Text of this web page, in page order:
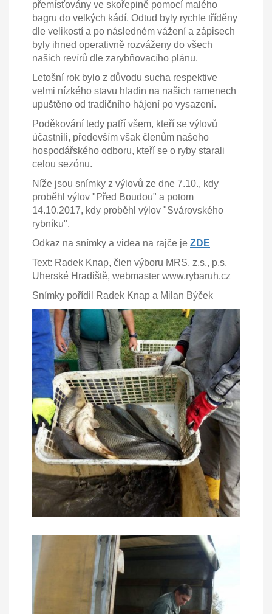
přemísťovány ve skořepině pomocí malého
bagru do velkých kádí. Odtud byly rychle tříděny
dle velikostí a po následném vážení a zápisech
byly ihned operativně rozváženy do všech
našich revírů dle zarybňovacího plánu.
Letošní rok bylo z důvodu sucha respektive
velmi nízkého stavu hladin na našich ramenech
upuštěno od tradičního hájení po vysazení.
Poděkování tedy patří všem, kteří se výlovů
účastnili, především však členům našeho
hospodářského odboru, kteří se o ryby starali
celou sezónu.
Níže jsou snímky z výlovů ze dne 7.10., kdy
proběhl výlov "Před Boudou" a potom
14.10.2017, kdy proběhl výlov "Svárovského
rybníku".
Odkaz na snímky a videa na rajče je ZDE
Text: Radek Knap, člen výboru MRS, z.s., p.s.
Uherské Hradiště, webmaster www.rybaruh.cz
Snímky pořídil Radek Knap a Milan Býček